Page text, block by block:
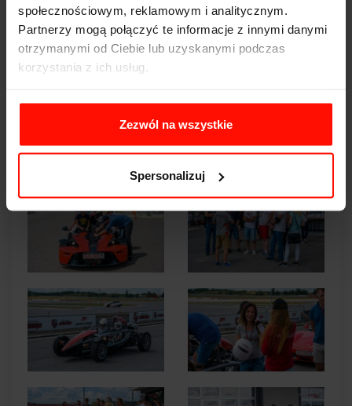
społecznościowym, reklamowym i analitycznym.
Partnerzy mogą połączyć te informacje z innymi danymi
otrzymanymi od Ciebie lub uzyskanymi podczas
korzystania z ich usług.
Zezwól na wszystkie
Spersonalizuj